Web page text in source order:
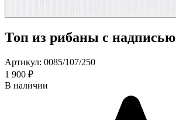
Топ из рибаны с надписью
Артикул: 0085/107/250
1 900 ₽
В наличии